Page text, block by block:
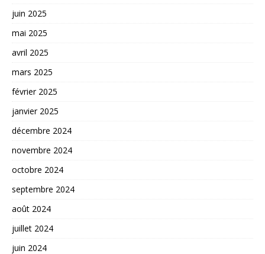
juin 2025
mai 2025
avril 2025
mars 2025
février 2025
janvier 2025
décembre 2024
novembre 2024
octobre 2024
septembre 2024
août 2024
juillet 2024
juin 2024